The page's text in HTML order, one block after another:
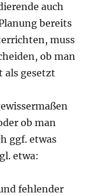
auch
bereits
muss
ob man
als gesetzt
ob man
ggf. etwas
etwa:
fehlender